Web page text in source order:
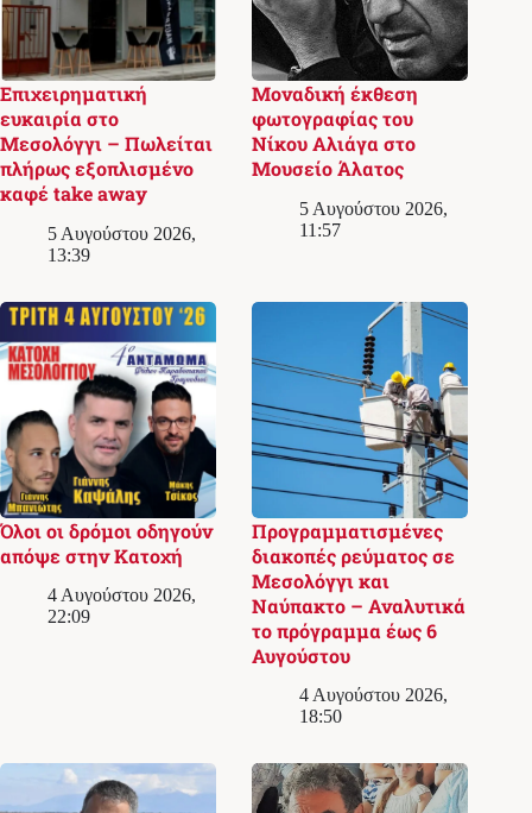
Επιχειρηματική
ευκαιρία στο
Μεσολόγγι – Πωλείται
πλήρως εξοπλισμένο
καφέ take away
5 Αυγούστου 2026,
13:39
Μοναδική έκθεση
φωτογραφίας του
Νίκου Αλιάγα στο
Μουσείο Άλατος
5 Αυγούστου 2026,
11:57
Όλοι οι δρόμοι οδηγούν
απόψε στην Κατοχή
4 Αυγούστου 2026,
22:09
Προγραμματισμένες
διακοπές ρεύματος σε
Μεσολόγγι και
Ναύπακτο – Αναλυτικά
το πρόγραμμα έως 6
Αυγούστου
4 Αυγούστου 2026,
18:50